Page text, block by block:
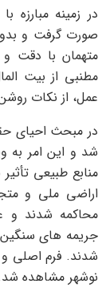
در زمینه مبارزه
صورت گرفت و
متهمان با دقت و
مطنبی از بیت
عمل، از نکات
در مبحث احیای
شد و این امر به
منابع طبیعی
اراضی ملی و
محاکمه شدند و
جریمه های
شدند. فرم اصلی و
نوشهر مشاهده